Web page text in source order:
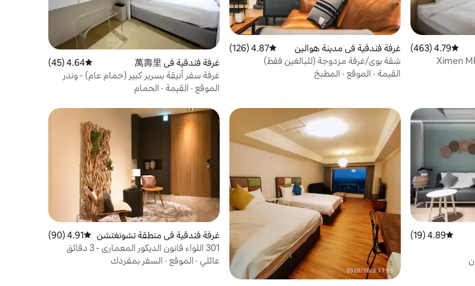
متوسط التقييم 4.79 من 5، 463 مراجعات
4.79 (463)
Ximen
غرفة فندقية في مدينة هوالين متوسط التقييم 4.87 من 5، 126 مراجعات
4.87 (126)
شقة بوي/غرفة مزدوجة (للبالغين فقط)
القيمة · الموقع · المطبخ
غرفة فندقية في 萬壽里 متوسط التقييم 4.64 من 5، 45 مراجعات
4.64 (45)
غرفة سفر أنيقة بسرير كبير (حمام عام) - وندر
وول بيوتيفول بوردير ويست جيت هول
الموقع · القيمة · الحمام
متوسط التقييم 4.89 من 5، 19 مراجعات
4.89 (19)
غرفة فندقية في منطقة تشونغتشن
غ
متوسط التقييم 4.91 من 5، 90 مراجعات
4.91 (90)
301 اللواء قانون الديكور المعماري - 3 دقائق
محطة حافلات دوبلكس لمشاهدة معالم
عائلي · الموقع · السفر بمفردك